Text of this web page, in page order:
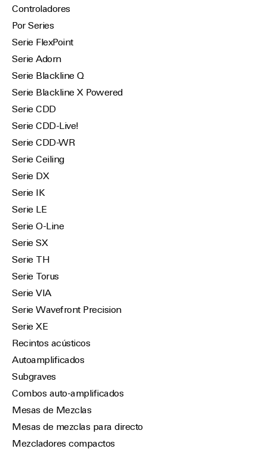
Controladores
Por Series
Serie FlexPoint
Serie Adorn
Serie Blackline Q
Serie Blackline X Powered
Serie CDD
Serie CDD-Live!
Serie CDD-WR
Serie Ceiling
Serie DX
Serie IK
Serie LE
Serie O-Line
Serie SX
Serie TH
Serie Torus
Serie VIA
Serie Wavefront Precision
Serie XE
Recintos acústicos
Autoamplificados
Subgraves
Combos auto-amplificados
Mesas de Mezclas
Mesas de mezclas para directo
Mezcladores compactos